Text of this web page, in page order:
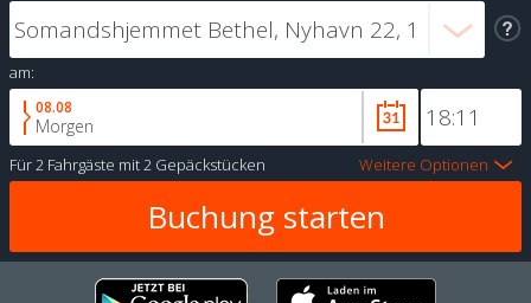
am:
08.08
Morgen
Für2 Fahrgäste mit2 Gepäckstücken Weitere Optionen